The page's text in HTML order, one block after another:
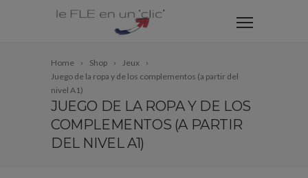
Home Shop
Jeux
Juego de la ropa y de los complementos (a partir del
nivel A1)
JUEGO DE LA ROPA Y DE LOS
COMPLEMENTOS (A PARTIR
DEL NIVEL A1)